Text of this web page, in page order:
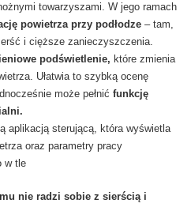
towarzyszami. W jego ramach
powietrza przy podłodze – tam,
i cięższe zanieczyszczenia.
podświetlenie, które zmienia
Ułatwia to szybką ocenę
może pełnić funkcję
nie radzi sobie z sierścią i